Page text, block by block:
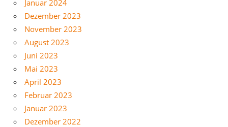
Januar 2024
Dezember 2023
November 2023
August 2023
Juni 2023
Mai 2023
April 2023
Februar 2023
Januar 2023
Dezember 2022